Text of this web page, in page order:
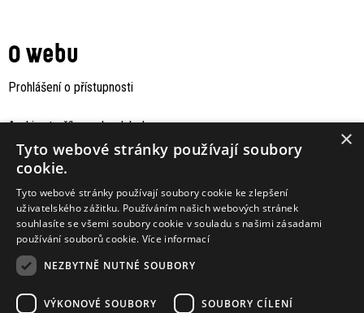
O webu
Prohlášení o přístupnosti
Archiv staršího webu Jaboku ×
Tyto webové stránky používají soubory
cookie.
Tyto webové stránky používají soubory cookie ke zlepšení
uživatelského zážitku. Používáním našich webových stránek
souhlasíte se všemi soubory cookie v souladu s našimi zásadami
používání souborů cookie. Více informací
NEZBYTNĚ NUTNÉ SOUBORY
VÝKONOVÉ SOUBORY SOUBORY CÍLENÍ